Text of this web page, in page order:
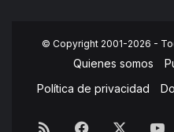
© Copyright 2001-2026 -
Quienes somos
Política de privacidad
RSS Facebook